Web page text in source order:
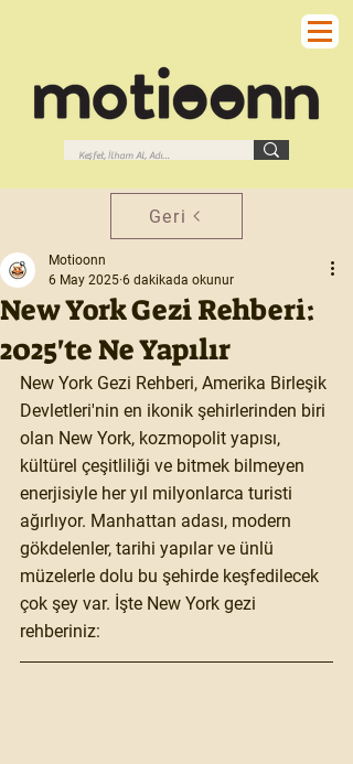
Geri
New York Gezi Rehberi:
2025'te Ne Yapılır
Motioonn
6 May 2025 6 dakikada okunur
New York Gezi Rehberi, Amerika Birleşik
Devletleri'nin en ikonik şehirlerinden biri
olan New York, kozmopolit yapısı,
kültürel çeşitliliği ve bitmek bilmeyen
enerjisiyle her yıl milyonlarca turisti
ağırlıyor. Manhattan adası, modern
gökdelenler, tarihi yapılar ve ünlü
müzelerle dolu bu şehirde keşfedilecek
çok şey var. İşte New York gezi
rehberiniz: